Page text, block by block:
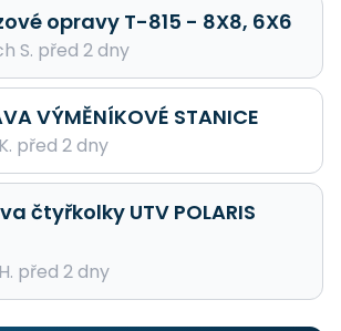
opravy T-815 - 8X8, 6X6
S. před 2 dny
VÝMĚNÍKOVÉ STANICE
před 2 dny
čtyřkolky UTV POLARIS
před 2 dny